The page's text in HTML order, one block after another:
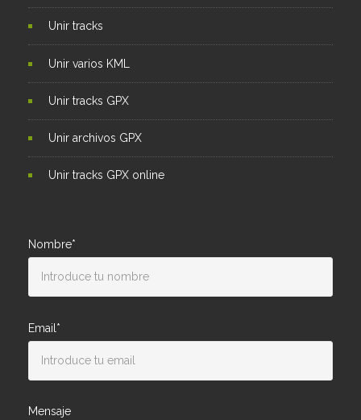
Unir tracks
Unir varios KML
Unir tracks GPX
Unir archivos GPX
Unir tracks GPX online
Nombre*
Email*
Mensaje